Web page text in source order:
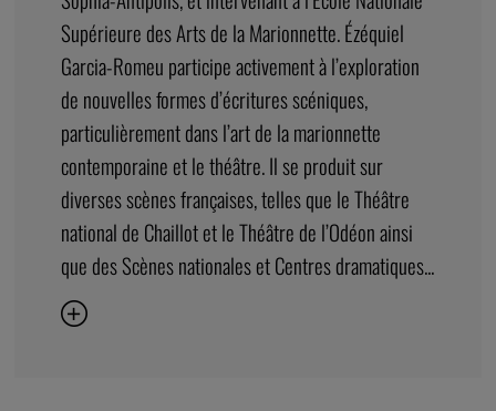
Supérieure des Arts de la Marionnette. Ézéquiel
Garcia-Romeu participe activement à l’exploration
de nouvelles formes d’écritures scéniques,
particulièrement dans l’art de la marionnette
contemporaine et le théâtre. Il se produit sur
diverses scènes françaises, telles que le Théâtre
national de Chaillot et le Théâtre de l’Odéon ainsi
que des Scènes nationales et Centres dramatiques...